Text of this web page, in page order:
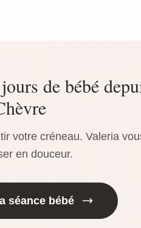
de bébé
votre créneau. Valeria
en douceur.
séance bébé